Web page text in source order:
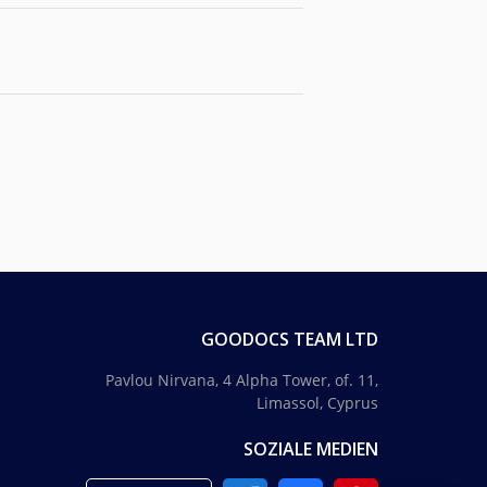
GOODOCS TEAM LTD
Pavlou Nirvana, 4 Alpha Tower, of. 11,
Limassol, Cyprus
SOZIALE MEDIEN